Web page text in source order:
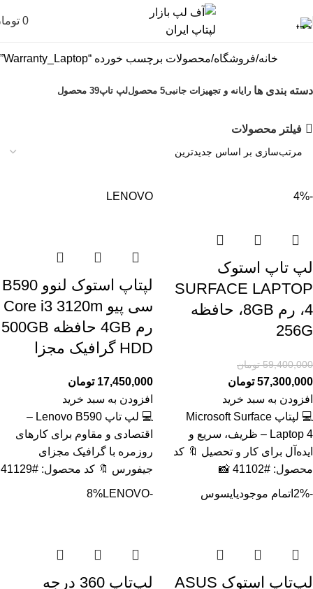
0
خانه فروشگاه محصولات برچسب خورده “Warranty_Laptop”
دسته بندی ها رایانه و تجهیزات جانبی5 محصول لپ تاپ39 محصول
فیلتر محصولات
-4%
لپ تاپ استوک
SURFACE LAPTOP
4، رم 8GB، حافظه
256G
59,400,000 تومان
57,300,000 تومان
افزودن به سبد خرید
💻 لپتاپ Microsoft Surface
Laptop 4 – ظریف، سریع و
ایده‌آل برای کار و تحصیل 🔖 کد
محصول: #41102 📸
LENOVO
لپتاپ استوک لنوو B590
سی پیو Core i3 3120m
رم 4GB حافظه 500GB
HDD گرافیک مجزا
17,450,000 تومان
افزودن به سبد خرید
💻 لپ تاپ Lenovo B590 –
اقتصادی و مقاوم برای کارهای
روزمره با گرافیک مجزای
جیفورس 🔖 کد محصول: #41129
-2% اتمام موجودیایسوس
لپ‌تاپ استوک ASUS
-8%
LENOVO
لپ‌تاپ 360 درجه